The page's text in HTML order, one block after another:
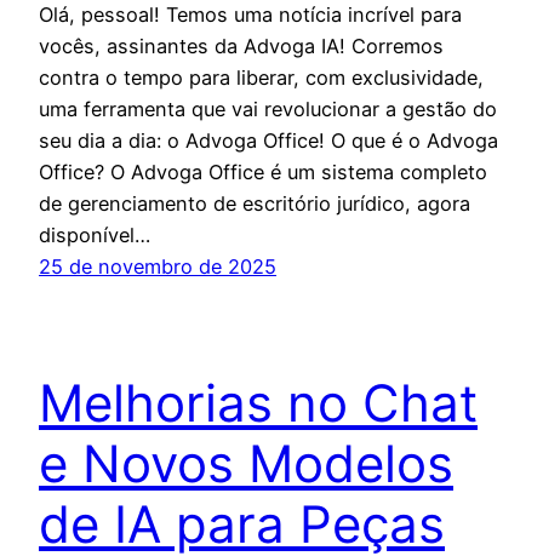
Olá, pessoal! Temos uma notícia incrível para
vocês, assinantes da Advoga IA! Corremos
contra o tempo para liberar, com exclusividade,
uma ferramenta que vai revolucionar a gestão do
seu dia a dia: o Advoga Office! O que é o Advoga
Office? O Advoga Office é um sistema completo
de gerenciamento de escritório jurídico, agora
disponível…
25 de novembro de 2025
Melhorias no Chat
e Novos Modelos
de IA para Peças